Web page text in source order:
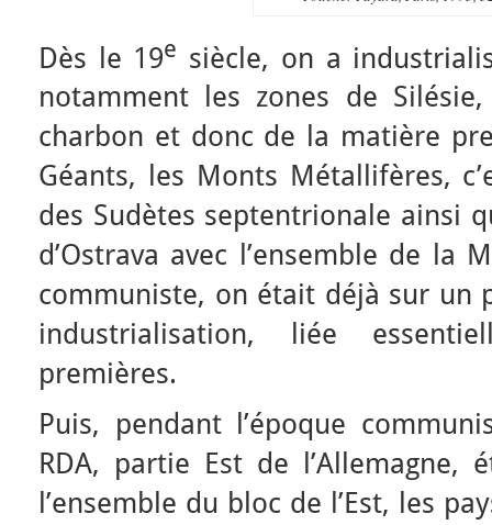
Dès le 19e siècle, on a
notamment les zones de
charbon et donc de la matière
Géants, les Monts Métallifères,
des Sudètes septentrionale ainsi
d’Ostrava avec l’ensemble de la
communiste, on était déjà sur un
industrialisation, liée
premières.
Puis, pendant l’époque
RDA, partie Est de l’Allemagne,
l’ensemble du bloc de l’Est, les